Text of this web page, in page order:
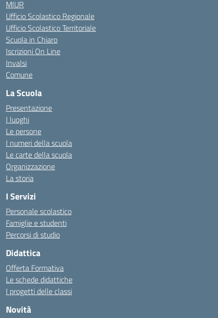
MIUR
Ufficio Scolastico Regionale
Ufficio Scolastico Territoriale
Scuola in Chiaro
Iscrizioni On Line
Invalsi
Comune
La Scuola
Presentazione
I luoghi
Le persone
I numeri della scuola
Le carte della scuola
Organizzazione
La storia
I Servizi
Personale scolastico
Famiglie e studenti
Percorsi di studio
Didattica
Offerta Formativa
Le schede didattiche
I progetti delle classi
Novità